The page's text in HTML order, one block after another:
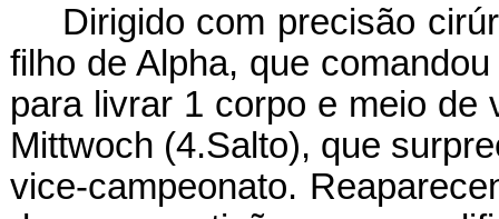
Dirigido com precisão
filho de Alpha, que
para livrar 1 corpo e meio de
Mittwoch (4.Salto), que
vice-campeonato.